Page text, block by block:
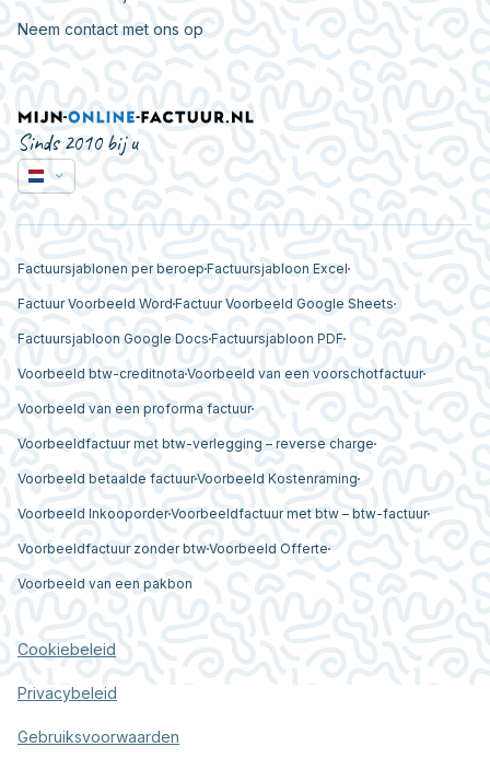
Neem contact met ons op
Sinds 2010 bij u
Factuursjablonen per beroep Factuursjabloon Excel
Factuur Voorbeeld Word Factuur Voorbeeld Google Sheets
Factuursjabloon Google Docs Factuursjabloon PDF
Voorbeeld btw-creditnota Voorbeeld van een voorschotfactuur
Voorbeeld van een proforma factuur
Voorbeeldfactuur met btw-verlegging – reverse charge
Voorbeeld betaalde factuurVoorbeeld Kostenraming
Voorbeeld InkooporderVoorbeeldfactuur met btw – btw-factuur
Voorbeeldfactuur zonder btwVoorbeeld Offerte
Voorbeeld van een pakbon
Cookiebeleid
Privacybeleid
Gebruiksvoorwaarden